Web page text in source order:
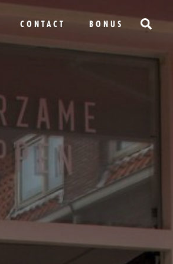
CONTACT BONUS